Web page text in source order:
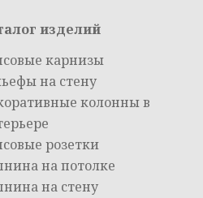
изделий
карнизы
на стену
колонны в
розетки
на потолке
на стену